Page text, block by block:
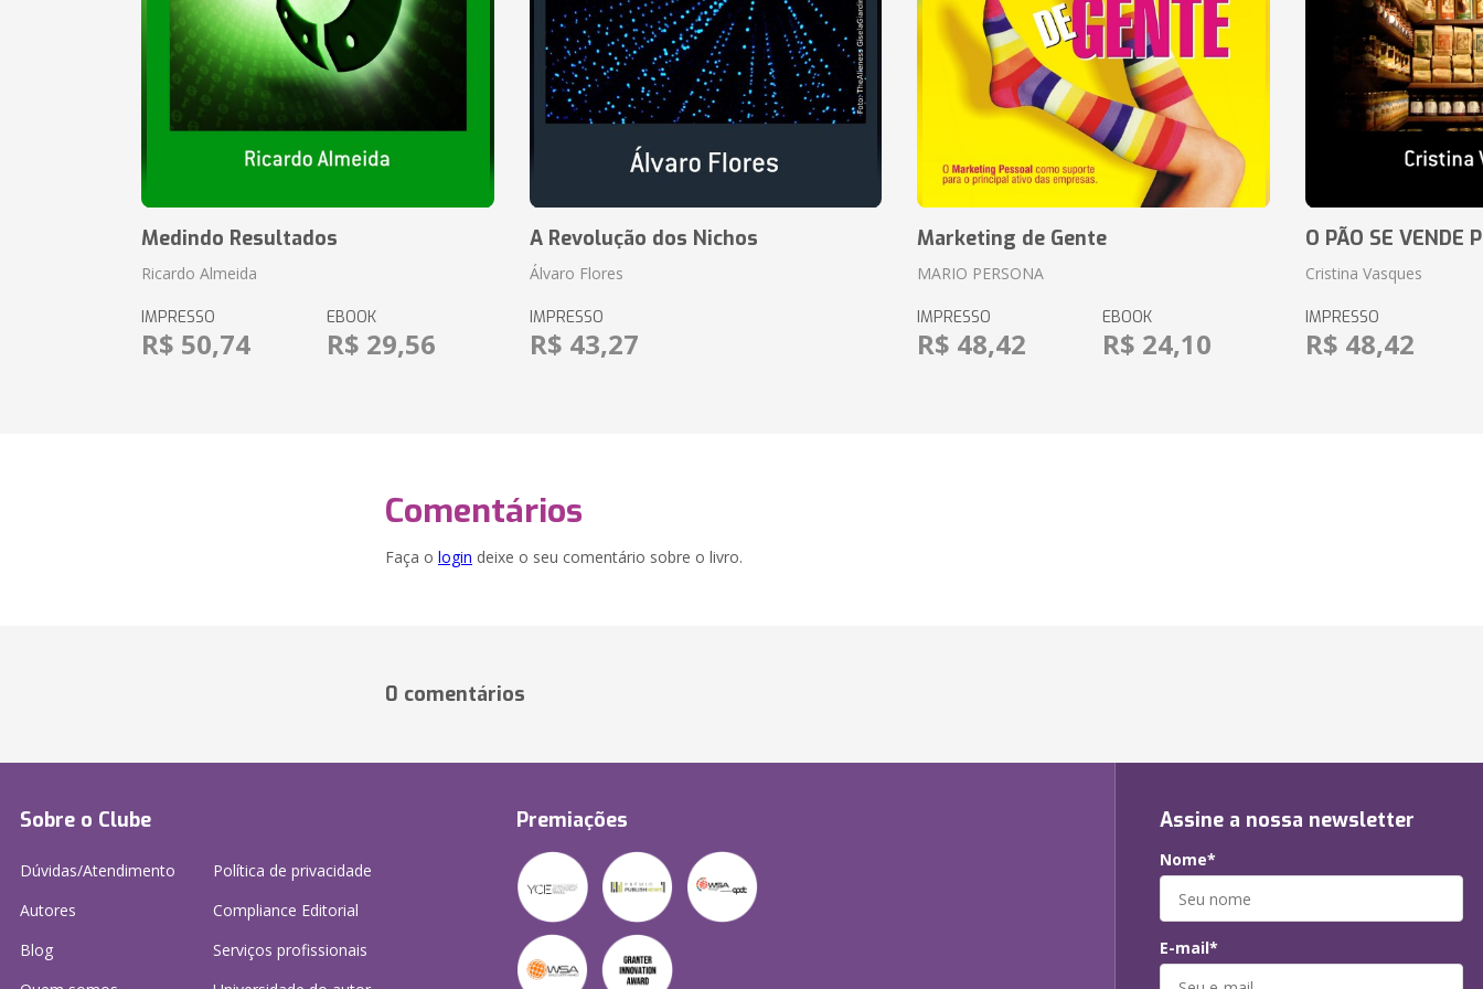
Medindo Resultados
Ricardo Almeida
IMPRESSO
R$ 50,74
EBOOK
R$ 29,56
A Revolução dos Nichos
Álvaro Flores
IMPRESSO
R$ 43,27
Marketing de Gente
MARIO PERSONA
IMPRESSO
R$ 48,42
EBOOK
R$ 24,10
O PÃO SE VENDE
Cristina Vasques
IMPRESSO
R$ 48,42
Comentários
Faça o login deixe o seu comentário sobre o livro.
0 comentários
Sobre o Clube
Dúvidas/Atendimento
Autores
Blog
Política de privacidade
Compliance Editorial
Serviços profissionais
Premiações Assine a nossa newsletter
Nome*
E-mail*